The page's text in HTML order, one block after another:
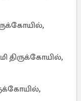
திருக்கோயில்,